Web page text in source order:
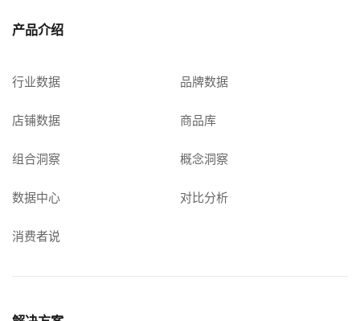
产品介绍
行业数据 品牌数据
店铺数据 商品库
组合洞察 概念洞察
数据中心 对比分析
消费者说